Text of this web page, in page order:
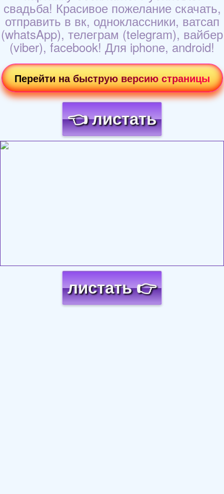
свадьба! Красивое пожелание скачать,
отправить в вк, одноклассники, ватсап
(whatsApp), телеграм (telegram), вайбер
(viber), facebook! Для iphone, android!
Перейти на быструю версию страницы
👈 листать
листать 👉